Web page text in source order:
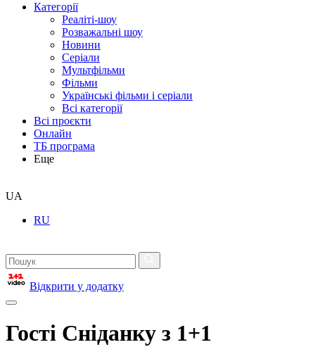
Категорії
Реаліті-шоу
Розважальні шоу
Новини
Серіали
Мультфільми
Фільми
Українські фільми і серіали
Всі категорії
Всі проєкти
Онлайн
ТБ програма
Еще
UA
RU
Відкрити у додатку
Гості Сніданку з 1+1